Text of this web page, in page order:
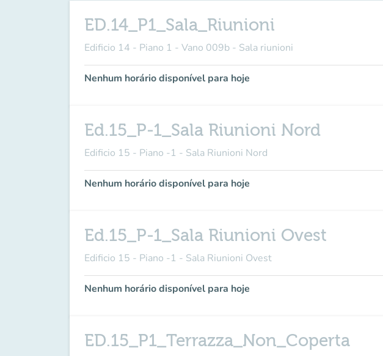
ED.14_P1_Sala_Riunioni
Edificio 14 - Piano 1 - Vano 009b - Sala riunioni
Nenhum horário disponível para hoje
Ed.15_P-1_Sala Riunioni Nord
Edificio 15 - Piano -1 - Sala Riunioni Nord
Nenhum horário disponível para hoje
Ed.15_P-1_Sala Riunioni Ovest
Edificio 15 - Piano -1 - Sala Riunioni Ovest
Nenhum horário disponível para hoje
ED.15_P1_Terrazza_Non_Coperta